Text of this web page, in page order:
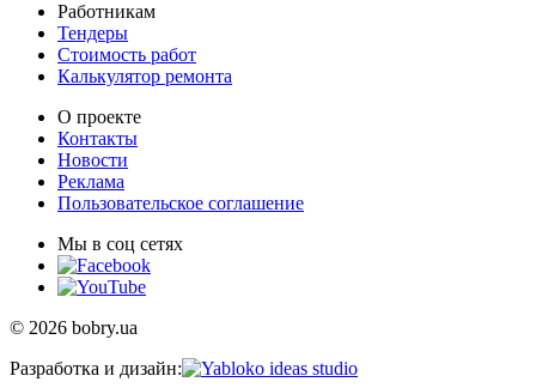
Работникам
Тендеры
Стоимость работ
Калькулятор ремонта
О проекте
Контакты
Новости
Реклама
Пользовательское соглашение
Мы в соц сетях
© 2026 bobry.ua
Разработка и дизайн: